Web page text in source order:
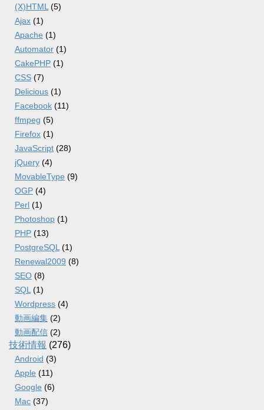
(X)HTML (5)
Ajax (1)
Apache (1)
Automator (1)
CakePHP (1)
CSS (7)
Delicious (1)
Facebook (11)
ffmpeg (5)
Firefox (1)
JavaScript (28)
jQuery (4)
MovableType (9)
OGP (4)
Perl (1)
Photoshop (1)
PHP (13)
PostgreSQL (1)
Renewal2009 (8)
SEO (8)
SQL (1)
Wordpress (4)
動画編集 (2)
動画配信 (2)
技術情報 (276)
Android (3)
Apple (11)
Google (6)
Mac (37)